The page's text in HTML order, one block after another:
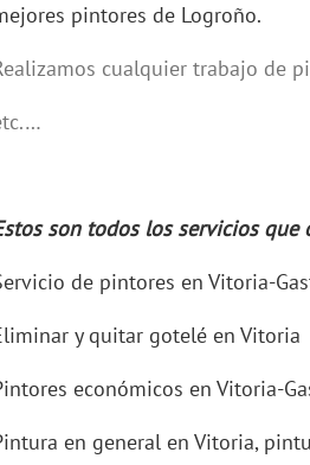
pintores de Logroño.
cualquier trabajo de
son todos los servicios que
de pintores en Vitoria-
y quitar gotelé en Vitoria
económicos en Vitoria-
en general en Vitoria,